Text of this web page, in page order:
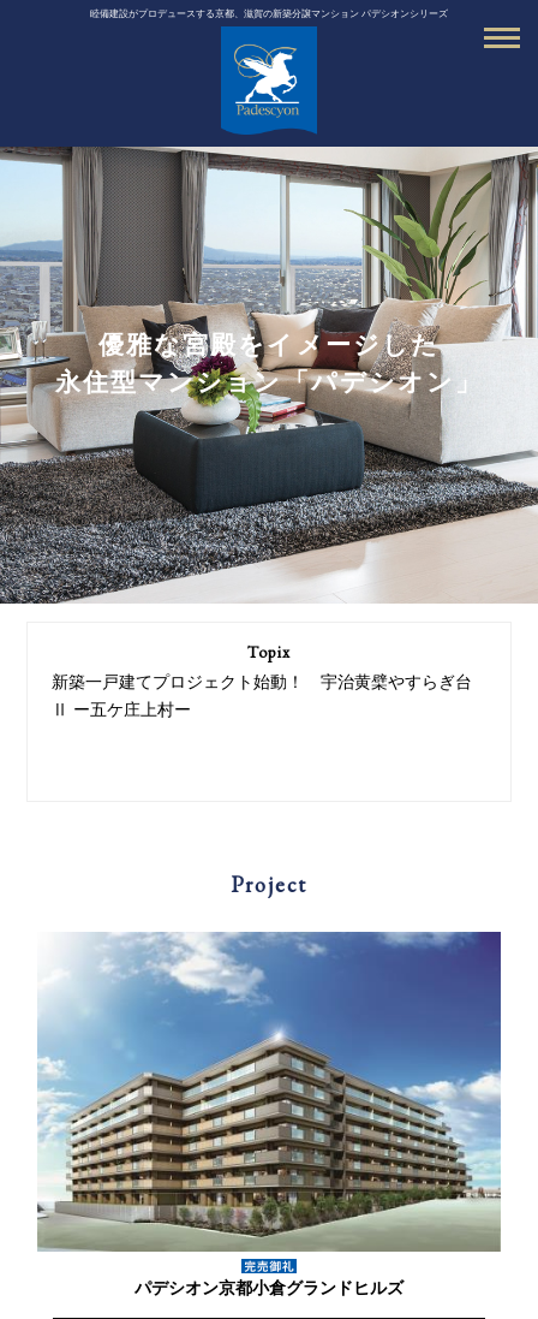
睦備建設がプロデュースする京都、滋賀の新築分譲マンション パデシオンシリーズ
優雅な宮殿をイメージした
永住型マンション「パデシオン」
Topix
新築一戸建てプロジェクト始動！ 宇治黄檗やすらぎ台
Ⅱ ー五ケ庄上村ー
Project
パデシオン京都小倉グランドヒルズ